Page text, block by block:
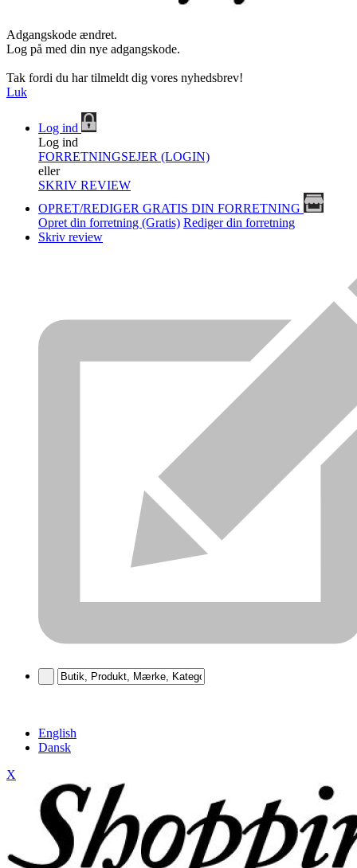
Adgangskode ændret.
Log på med din nye adgangskode.
Tak fordi du har tilmeldt dig vores nyhedsbrev!
Luk
Log ind
Log ind
FORRETNINGSEJER (LOGIN)
eller
SKRIV REVIEW
OPRET/REDIGER GRATIS DIN FORRETNING
Opret din forretning (Gratis) Rediger din forretning
Skriv review
English
Dansk
X